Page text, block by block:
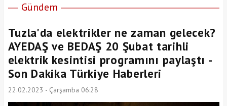
Gündem
Tuzla'da elektrikler ne zaman gelecek?
AYEDAŞ ve BEDAŞ 20 Şubat tarihli
elektrik kesintisi programını paylaştı -
Son Dakika Türkiye Haberleri
22.02.2023 - Çarşamba 06:28